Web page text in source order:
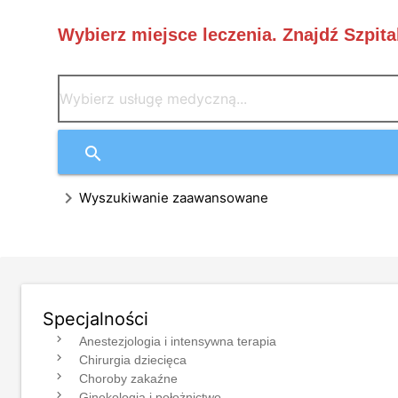
Wybierz miejsce leczenia. Znajdź
search
chevron_right Wyszukiwanie zaawansowane
Specjalności
navigate_next Anestezjologia i intensywna terapia
navigate_next Chirurgia dziecięca
navigate_next Choroby zakaźne
navigate_next